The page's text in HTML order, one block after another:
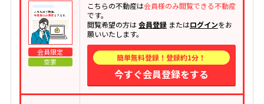
会員限定
空家
こちらの不動産は会員様のみ閲覧できる不動産
です。
閲覧希望の方は会員登録またはログインをお
願いいたします。
簡単無料登録！登録約1分！
今すぐ会員登録をする